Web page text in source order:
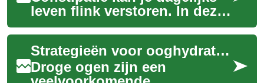
leven flink verstoren. In deze
uitgebreide gids vind je
bewezen strategieën en
praktijkt...
Strategieën voor ooghydratatie
Droge ogen zijn een